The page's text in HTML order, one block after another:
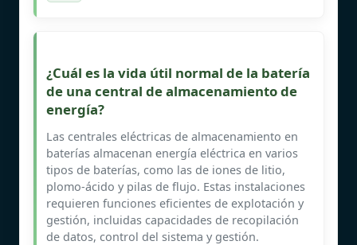
¿Cuál es la vida útil normal de la batería
de una central de almacenamiento de
energía?
Las centrales eléctricas de almacenamiento en
baterías almacenan energía eléctrica en varios
tipos de baterías, como las de iones de litio,
plomo-ácido y pilas de flujo. Estas instalaciones
requieren funciones eficientes de explotación y
gestión, incluidas capacidades de recopilación
de datos, control del sistema y gestión.